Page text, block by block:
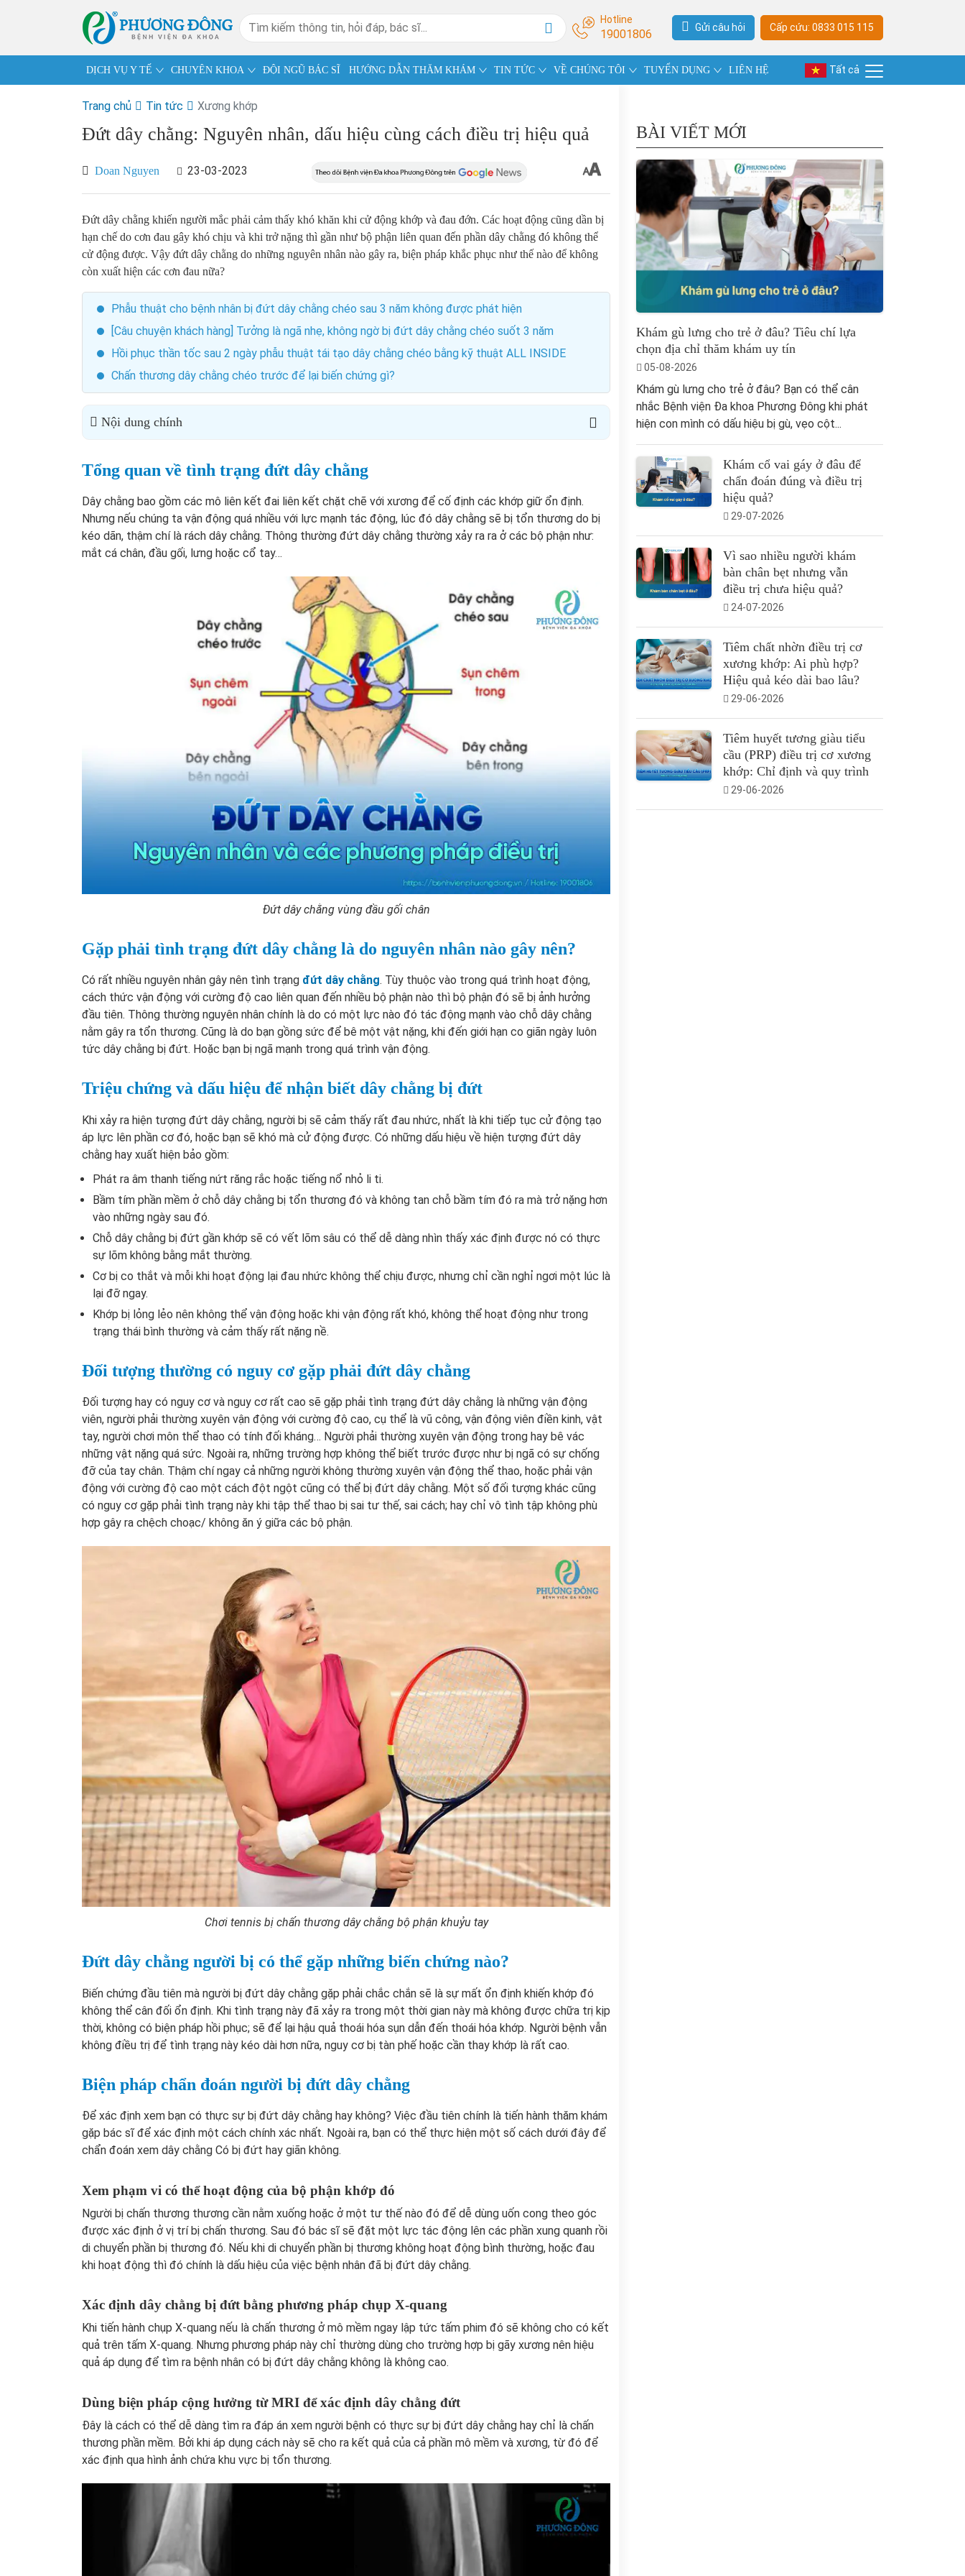
Hotline
19001806 Gửi câu hỏi Cấp cứu: 0833 015 115
DỊCH VỤ Y TẾ CHUYÊN KHOA ĐỘI NGŨ BÁC SĨ HƯỚNG DẪN THĂM KHÁM TIN TỨC VỀ CHÚNG TÔI TUYỂN DỤNG LIÊN HỆ Tất cả
Trang chủ Tin tức Xương khớp
Đứt dây chằng: Nguyên nhân, dấu hiệu cùng cách điều trị hiệu quả
Doan Nguyen 23-03-2023
Đứt dây chằng khiến người mắc phải cảm thấy khó khăn khi cử động khớp và đau đớn. Các hoạt động cũng dần bị
hạn chế do cơn đau gây khó chịu và khi trở nặng thì gần như bộ phận liên quan đến phần dây chằng đó không thể
cử động được. Vậy đứt dây chằng do những nguyên nhân nào gây ra, biện pháp khắc phục như thế nào để không
còn xuất hiện các cơn đau nữa?
Phẫu thuật cho bệnh nhân bị đứt dây chằng chéo sau 3 năm không được phát hiện
[Câu chuyện khách hàng] Tưởng là ngã nhẹ, không ngờ bị đứt dây chằng chéo suốt 3 năm
Hồi phục thần tốc sau 2 ngày phẫu thuật tái tạo dây chằng chéo bằng kỹ thuật ALL INSIDE
Chấn thương dây chằng chéo trước để lại biến chứng gì?
Nội dung chính
Tổng quan về tình trạng đứt dây chằng
Dây chằng bao gồm các mô liên kết đai liên kết chặt chẽ với xương để cố định các khớp giữ ổn định.
Nhưng nếu chúng ta vận động quá nhiều với lực mạnh tác động, lúc đó dây chằng sẽ bị tổn thương do bị
kéo dãn, thậm chí là rách dây chằng. Thông thường đứt dây chằng thường xảy ra ra ở các bộ phận như:
mắt cá chân, đầu gối, lưng hoặc cổ tay…
Đứt dây chằng vùng đầu gối chân
Gặp phải tình trạng đứt dây chằng là do nguyên nhân nào gây nên?
Có rất nhiều nguyên nhân gây nên tình trạng đứt dây chằng. Tùy thuộc vào trong quá trình hoạt động,
cách thức vận động với cường độ cao liên quan đến nhiều bộ phận nào thì bộ phận đó sẽ bị ảnh hưởng
đầu tiên. Thông thường nguyên nhân chính là do có một lực nào đó tác động mạnh vào chỗ dây chằng
nằm gây ra tổn thương. Cũng là do bạn gồng sức để bê một vật nặng, khi đến giới hạn co giãn ngày luôn
tức dây chằng bị đứt. Hoặc bạn bị ngã mạnh trong quá trình vận động.
Triệu chứng và dấu hiệu để nhận biết dây chằng bị đứt
Khi xảy ra hiện tượng đứt dây chằng, người bị sẽ cảm thấy rất đau nhức, nhất là khi tiếp tục cử động tạo
áp lực lên phần cơ đó, hoặc bạn sẽ khó mà cử động được. Có những dấu hiệu về hiện tượng đứt dây
chằng hay xuất hiện bảo gồm:
Phát ra âm thanh tiếng nứt răng rắc hoặc tiếng nổ nhỏ li ti.
Bầm tím phần mềm ở chỗ dây chằng bị tổn thương đó và không tan chỗ bầm tím đó ra mà trở nặng hơn
vào những ngày sau đó.
Chỗ dây chằng bị đứt gần khớp sẽ có vết lõm sâu có thể dễ dàng nhìn thấy xác định được nó có thực
sự lõm không bằng mắt thường.
Cơ bị co thắt và mỗi khi hoạt động lại đau nhức không thể chịu được, nhưng chỉ cần nghỉ ngơi một lúc là
lại đỡ ngay.
Khớp bị lỏng lẻo nên không thể vận động hoặc khi vận động rất khó, không thể hoạt động như trong
trạng thái bình thường và cảm thấy rất nặng nề.
Đối tượng thường có nguy cơ gặp phải đứt dây chằng
Đối tượng hay có nguy cơ và nguy cơ rất cao sẽ gặp phải tình trạng đứt dây chằng là những vận động
viên, người phải thường xuyên vận động với cường độ cao, cụ thể là vũ công, vận động viên điền kinh, vật
tay, người chơi môn thể thao có tính đối kháng… Người phải thường xuyên vận động trong hay bê vác
những vật nặng quá sức. Ngoài ra, những trường hợp không thể biết trước được như bị ngã có sự chống
đỡ của tay chân. Thậm chí ngay cả những người không thường xuyên vận động thể thao, hoặc phải vận
động với cường độ cao một cách đột ngột cũng có thể bị đứt dây chằng. Một số đối tượng khác cũng
có nguy cơ gặp phải tình trạng này khi tập thể thao bị sai tư thế, sai cách; hay chỉ vô tình tập không phù
hợp gây ra chệch choạc/ không ăn ý giữa các bộ phận.
Chơi tennis bị chấn thương dây chằng bộ phận khuỷu tay
Đứt dây chằng người bị có thể gặp những biến chứng nào?
Biến chứng đầu tiên mà người bị đứt dây chằng gặp phải chắc chắn sẽ là sự mất ổn định khiến khớp đó
không thể cân đối ổn định. Khi tình trạng này đã xảy ra trong một thời gian này mà không được chữa trị kịp
thời, không có biện pháp hồi phục; sẽ để lại hậu quả thoái hóa sụn dẫn đến thoái hóa khớp. Người bệnh vẫn
không điều trị để tình trạng này kéo dài hơn nữa, nguy cơ bị tàn phế hoặc cần thay khớp là rất cao.
Biện pháp chẩn đoán người bị đứt dây chằng
Để xác định xem bạn có thực sự bị đứt dây chằng hay không? Việc đầu tiên chính là tiến hành thăm khám
gặp bác sĩ để xác định một cách chính xác nhất. Ngoài ra, bạn có thể thực hiện một số cách dưới đây để
chẩn đoán xem dây chằng Có bị đứt hay giãn không.
Xem phạm vi có thể hoạt động của bộ phận khớp đó
Người bị chấn thương thương cần nằm xuống hoặc ở một tư thế nào đó để dễ dùng uốn cong theo góc
được xác định ở vị trí bị chấn thương. Sau đó bác sĩ sẽ đặt một lực tác động lên các phần xung quanh rồi
di chuyển phần bị thương đó. Nếu khi di chuyển phần bị thương không hoạt động bình thường, hoặc đau
khi hoạt động thì đó chính là dấu hiệu của việc bệnh nhân đã bị đứt dây chằng.
Xác định dây chằng bị đứt bằng phương pháp chụp X-quang
Khi tiến hành chụp X-quang nếu là chấn thương ở mô mềm ngay lập tức tấm phim đó sẽ không cho có kết
quả trên tấm X-quang. Nhưng phương pháp này chỉ thường dùng cho trường hợp bị gãy xương nên hiệu
quả áp dụng để tìm ra bệnh nhân có bị đứt dây chằng không là không cao.
Dùng biện pháp cộng hưởng từ MRI để xác định dây chằng đứt
Đây là cách có thể dễ dàng tìm ra đáp án xem người bệnh có thực sự bị đứt dây chằng hay chỉ là chấn
thương phần mềm. Bởi khi áp dụng cách này sẽ cho ra kết quả của cả phần mô mềm và xương, từ đó để
xác định qua hình ảnh chứa khu vực bị tổn thương.
BÀI VIẾT MỚI
Khám gù lưng cho trẻ ở đâu? Tiêu chí lựa
chọn địa chỉ thăm khám uy tín
05-08-2026
Khám gù lưng cho trẻ ở đâu? Bạn có thể cân
nhắc Bệnh viện Đa khoa Phương Đông khi phát
hiện con mình có dấu hiệu bị gù, vẹo cột...
Khám cổ vai gáy ở đâu để
chẩn đoán đúng và điều trị
hiệu quả?
29-07-2026
Vì sao nhiều người khám
bàn chân bẹt nhưng vẫn
điều trị chưa hiệu quả?
24-07-2026
Tiêm chất nhờn điều trị cơ
xương khớp: Ai phù hợp?
Hiệu quả kéo dài bao lâu?
29-06-2026
Tiêm huyết tương giàu tiểu
cầu (PRP) điều trị cơ xương
khớp: Chỉ định và quy trình
29-06-2026